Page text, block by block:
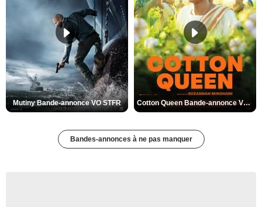
Mutiny Bande-annonce VO STFR Cotton Queen Bande-annonce VO STFR
Bandes-annonces à ne pas manquer